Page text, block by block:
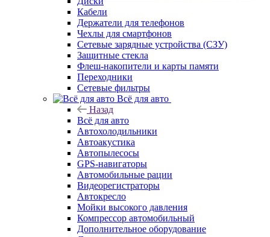
Кабели
Держатели для телефонов
Чехлы для смартфонов
Сетевые зарядные устройства (СЗУ)
Защитные стекла
Флеш-накопители и карты памяти
Переходники
Сетевые фильтры
Всё для авто
Назад
Всё для авто
Автохолодильники
Автоакустика
Автопылесосы
GPS-навигаторы
Автомобильные рации
Видеорегистраторы
Автокресло
Мойки высокого давления
Компрессор автомобильный
Дополнительное оборудование